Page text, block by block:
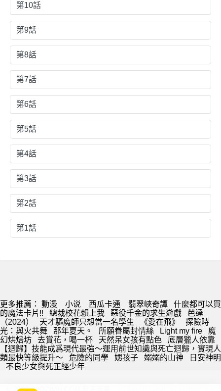
第10話
第9話
第8話
第7話
第6話
第5話
第4話
第3話
第2話
第1話
更多推薦： 動漫 小说 西瓜卡通 翡翠峽奇譚
什麼都可以買
的魔法卡片!!
總裁校花賴上我 惡役千金的求生遊戲
芭達
（2024）
天才驅魔師只想當一名學生 《愛在飛》
探險時
光：與火共舞
那年夏天。 所願眷屬封情絲 Light my fire
魔
幻烘焙坊
去賞花，喝一杯 天然呆女孩有點色
底層獵人依靠
【迴歸】技能成爲現代最強～運用前世知識與死亡迴歸，實現人
類最快等級提升～
危險的同學 娚孩子 嫋嫋的山神
日安神明
不良少女與死正經少年
© 2026 BAOZIMH.COM 包子漫畫 ·